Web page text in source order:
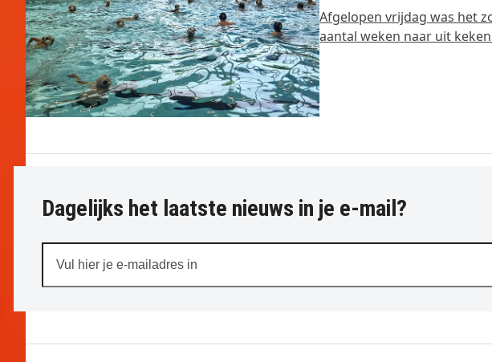
Afgelopen vrijdag was het
aantal weken naar uit
Dagelijks het laatste nieuws in je e-mail?
hier
je
in